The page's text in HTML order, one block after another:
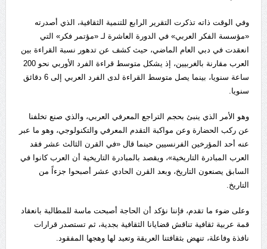
وفي الوقت ذاته تذكرت التقرير الرابع للتنمية الثقافية، الذي أصدرته
«مؤسسة الفكر العربي» في الدورة العاشرة لـ «مؤتمر فكر» التي
انعقدت في دبي العام الماضي، حيث كشف عن تدهور نسبة القراءة بين
العرب مقارنة بالغربيين، إذ يشكل متوسط قراءة الفرد الأوربي نحو 200
ساعة سنويا، بينما يصل متوسط القراءة لدى الفرد العربي إلى 6 دقائق
سنويا.
وهو الأمر الذي ينبئ بحجم التراجع المعرفي العربي، والذي صنع تخلفنا
عن ركب الحضارة وعن مواكبة التقدم المعرفي والتكنولوجي، وهو ما عبر
عنه أحد المؤرخين الفرنسيين حينما قال «في القرن الثالث عشر فقد
العرب المبادرة التاريخية»، ويقصد بالمبادرة التاريخية أن العرب كانوا في
السابق يصنعون التاريخ، وبعد القرن الحادي عشر أصبحوا جزءاً من
التاريخ.
وعلى ضوء ما تقدم، فإننا نؤكد أن الحاجة أصبحت ماسة للمطالبة بانعقاد
قمة عربية ثقافية تناقش قضايانا الثقافية بجدية، ثم تستصدر قرارات
نافذة وفاعلة، تنهض بثقافتنا العريقة وتعيد لها وهجها المفقود.